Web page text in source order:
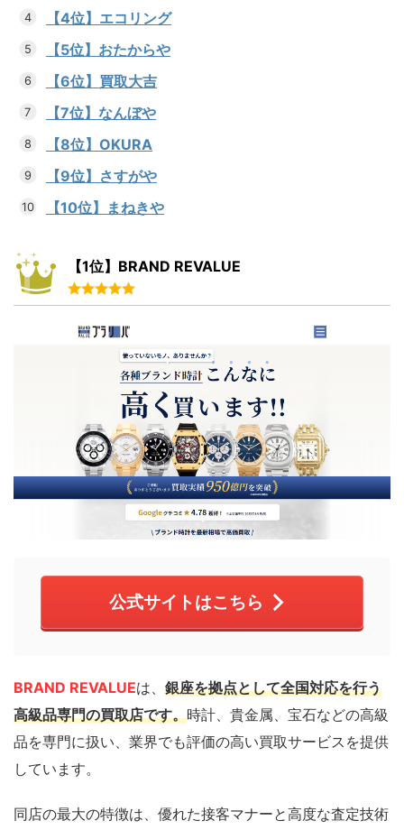
【4位】エコリング
【5位】おたからや
【6位】買取大吉
【7位】なんぼや
【8位】OKURA
【9位】さすがや
【10位】まねきや
【1位】BRAND REVALUE
公式サイトはこちら
BRAND REVALUEは、 銀座を拠点として全国対応を行う
高級品専門の買取店です。時計、貴金属、宝石などの高級
品を専門に扱い、業界でも評価の高い買取サービスを提供
しています。
同店の最大の特徴は、優れた接客マナーと高度な査定技術